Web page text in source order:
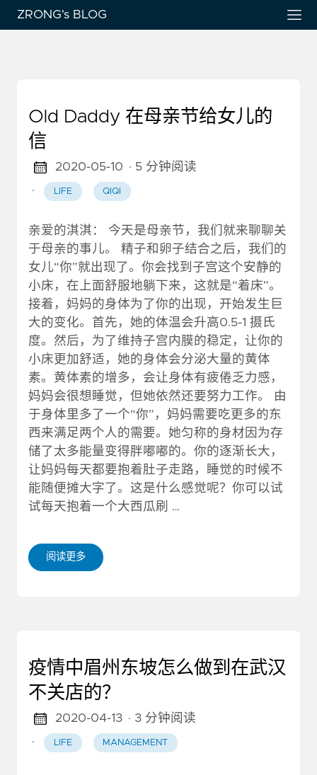
ZRONG's BLOG
Old Daddy 在母亲节给女儿的
信
2020-05-10 · 5 分钟阅读
·
LIFE QIQI
亲爱的淇淇： 今天是母亲节，我们就来聊聊关
于母亲的事儿。 精子和卵子结合之后，我们的
女儿“你”就出现了。你会找到子宫这个安静的
小床，在上面舒服地躺下来，这就是“着床”。
接着，妈妈的身体为了你的出现，开始发生巨
大的变化。首先，她的体温会升高0.5-1 摄氏
度。然后，为了维持子宫内膜的稳定，让你的
小床更加舒适，她的身体会分泌大量的黄体
素。黄体素的增多，会让身体有疲倦乏力感，
妈妈会很想睡觉，但她依然还要努力工作。 由
于身体里多了一个“你”，妈妈需要吃更多的东
西来满足两个人的需要。她匀称的身材因为存
储了太多能量变得胖嘟嘟的。你的逐渐长大，
让妈妈每天都要抱着肚子走路，睡觉的时候不
能随便摊大字了。这是什么感觉呢？你可以试
试每天抱着一个大西瓜刷 …
阅读更多
疫情中眉州东坡怎么做到在武汉
不关店的？
2020-04-13 · 3 分钟阅读
·
LIFE MANAGEMENT